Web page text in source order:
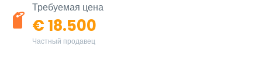
Требуемая цена
€ 18.500
Частный продавец